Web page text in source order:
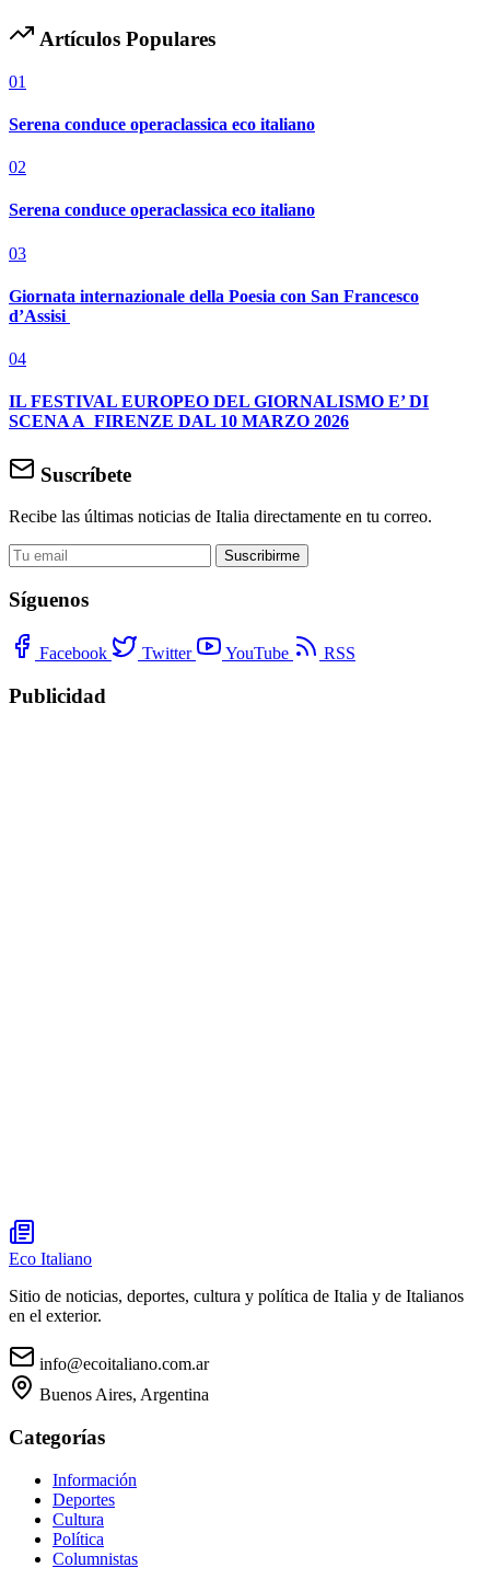
Artículos Populares
01
Serena conduce operaclassica eco italiano
02
Serena conduce operaclassica eco italiano
03
Giornata internazionale della Poesia con San Francesco
d’Assisi
04
IL FESTIVAL EUROPEO DEL GIORNALISMO E’ DI
SCENA A FIRENZE DAL 10 MARZO 2026
Suscríbete
Recibe las últimas noticias de Italia directamente en tu correo.
Suscribirme
Síguenos
Facebook Twitter YouTube RSS
Publicidad
Eco Italiano
Sitio de noticias, deportes, cultura y política de Italia y de Italianos
en el exterior.
info@ecoitaliano.com.ar
Buenos Aires, Argentina
Categorías
Información
Deportes
Cultura
Política
Columnistas